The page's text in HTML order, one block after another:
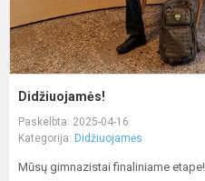
Didžiuojamės!
Paskelbta: 2025-04-16
Kategorija: Didžiuojamės
Mūsų gimnazistai finaliniame etape!